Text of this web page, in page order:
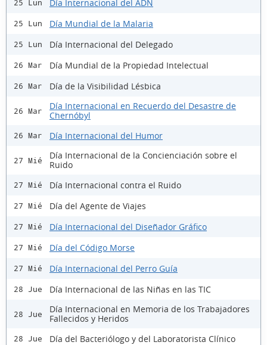
25 Lun Día Internacional del ADN
25 Lun Día Mundial de la Malaria
25 Lun Día Internacional del Delegado
26 Mar Día Mundial de la Propiedad Intelectual
26 Mar Día de la Visibilidad Lésbica
26 Mar
Día Internacional en Recuerdo del Desastre de
Chernóbyl
26 Mar Día Internacional del Humor
27 Mié
Día Internacional de la Concienciación sobre el
Ruido
27 Mié Día Internacional contra el Ruido
27 Mié Día del Agente de Viajes
27 Mié Día Internacional del Diseñador Gráfico
27 Mié Día del Código Morse
27 Mié Día Internacional del Perro Guía
28 Jue Día Internacional de las Niñas en las TIC
28 Jue
Día Internacional en Memoria de los Trabajadores
Fallecidos y Heridos
28 Jue Día del Bacteriólogo y del Laboratorista Clínico